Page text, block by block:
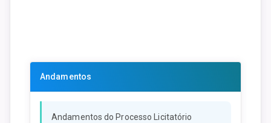
Andamentos
Andamentos do Processo Licitatório